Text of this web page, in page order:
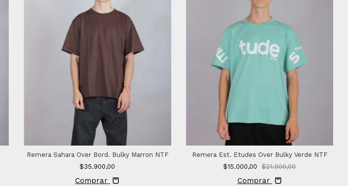
Remera Sahara Over Bord. Bulky Marron NTF
$35.900,00
Comprar
Remera Est. Etudes Over Bulky Verde NTF
$15.000,00
$21.000,00
Comprar